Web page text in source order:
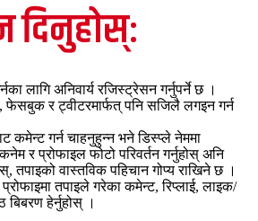
दिनुहोस्:
लागि अनिवार्य रजिस्ट्रेसन गर्नुपर्ने छ ।
र ट्वीटरमार्फत् पनि सजिलै लगइन गर्न
कमेन्ट गर्न चाहनुहुन्न भने डिस्प्ले नेममा
र प्रोफाइल फोटो परिवर्तन गर्नुहोस् अनि
तपाइको वास्तविक पहिचान गोप्य राखिने छ ।
तपाइले गरेका कमेन्ट, रिप्लाई, लाइक/
हेर्नुहोस् ।